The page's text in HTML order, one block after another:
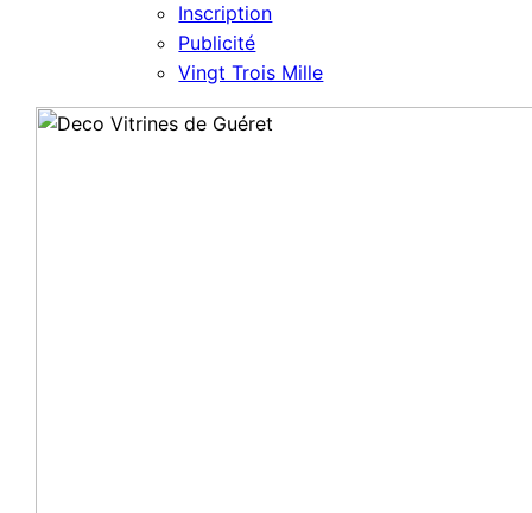
Inscription
Publicité
Vingt Trois Mille